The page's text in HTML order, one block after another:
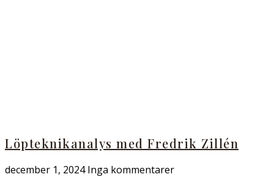
Löpteknikanalys med Fredrik Zillén
december 1, 2024Inga kommentarer